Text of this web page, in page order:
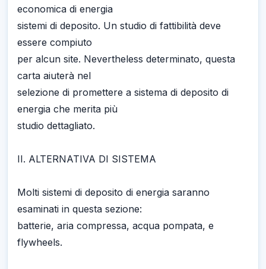
economica di energia
sistemi di deposito. Un studio di fattibilità deve
essere compiuto
per alcun site. Nevertheless determinato, questa
carta aiuterà nel
selezione di promettere a sistema di deposito di
energia che merita più
studio dettagliato.
II. ALTERNATIVA DI SISTEMA
Molti sistemi di deposito di energia saranno
esaminati in questa sezione:
batterie, aria compressa, acqua pompata, e
flywheels.